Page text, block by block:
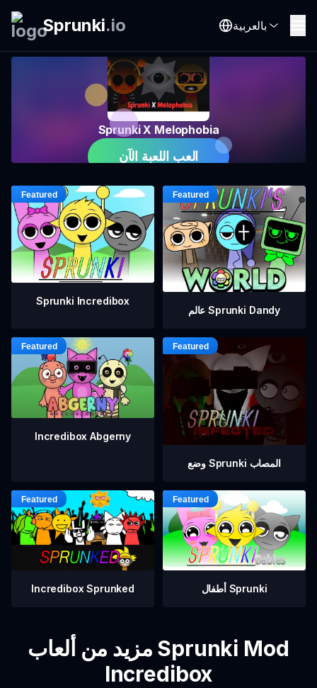
Sprunki.io بالعربية
Sprunki X Melophobia
العب اللعبة الآن
Sprunki Incredibox
عالم Sprunki Dandy
Incredibox Abgerny
وضع Sprunki المصاب
Incredibox Sprunked أطفال Sprunki
مزيد من ألعاب Sprunki Mod
Incredibox